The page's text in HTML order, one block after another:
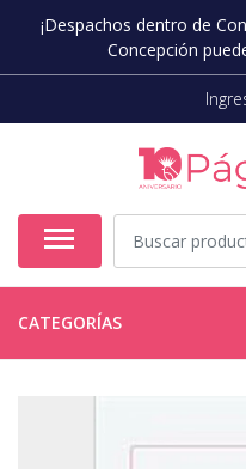
¡Despachos dentro de
Concepción
CATEGORÍAS